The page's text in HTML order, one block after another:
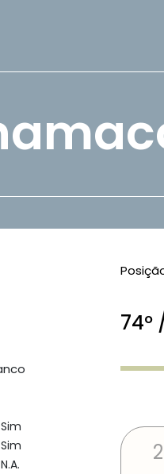
Sim
Sim
N.A.
74º